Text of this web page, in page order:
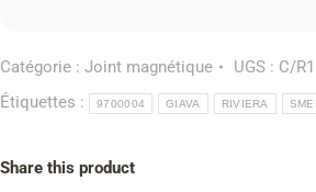
Catégorie : Joint magnétique UGS : C/
Étiquettes :
9700004 GIAVA RIVIERA
Share this product